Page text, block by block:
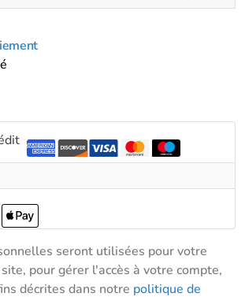
seront utilisées pour votre
pour gérer l'accès à votre compte,
décrites dans notre politique de